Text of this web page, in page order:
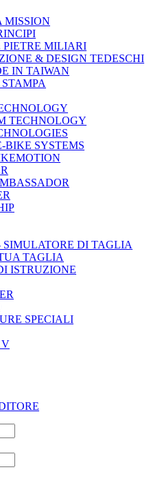
MISSION
PIETRE MILIARI
& DESIGN TEDESCHI
IN TAIWAN
TECHNOLOGY
BIKE SYSTEMS
SIMULATORE DI TAGLIA
TAGLIA
ISTRUZIONE
SPECIALI
V